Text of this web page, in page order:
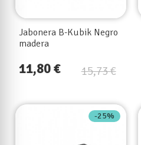
Jabonera B-Kubik Negro
madera
15,73 €
11,80 €
-25%